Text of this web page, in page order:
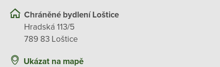
Chráněné bydlení Loštice
Hradská 113/5
789 83 Loštice
Ukázat na mapě